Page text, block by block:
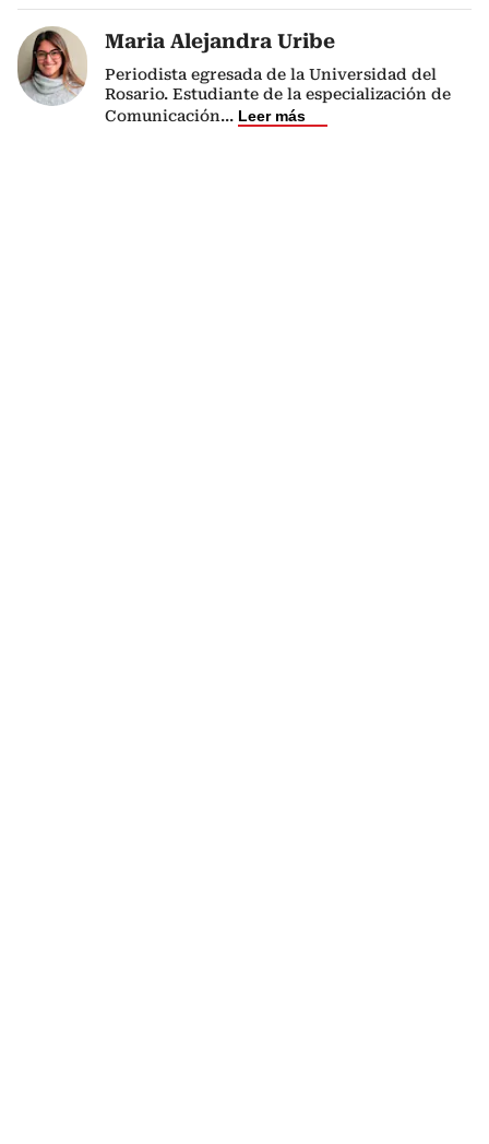
Maria Alejandra Uribe
Periodista egresada de la Universidad del
Rosario. Estudiante de la especialización de
Comunicación... Leer más